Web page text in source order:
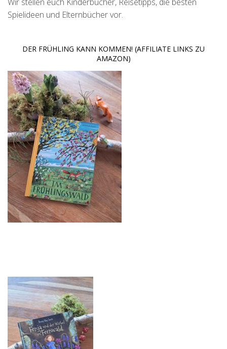
Wir stellen euch Kinderbücher, Reisetipps, die besten
Spielideen und Elternbücher vor.
DER FRÜHLING KANN KOMMEN! (AFFILIATE LINKS ZU
AMAZON)